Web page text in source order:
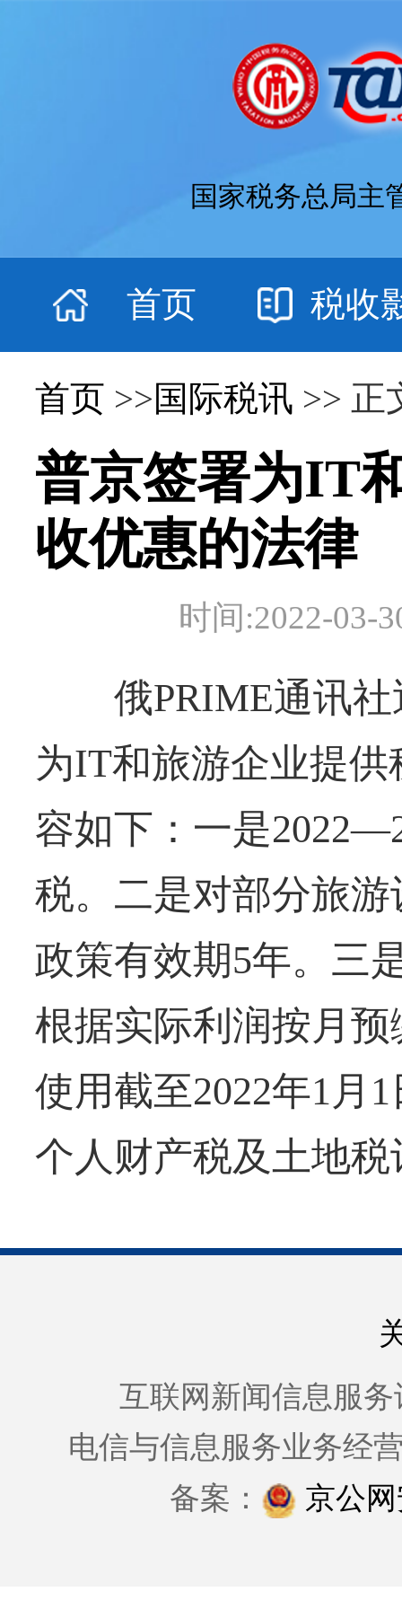
国家税务总局主
首页 税收
首页 >>国际税讯 >> 正
普京签署为IT
收优惠的法律
时间:2022-03-
俄PRIME通讯社
为IT和旅游企业提
容如下：一是
税。二是对部分旅
政策有效期5年。三
根据实际利润按月
使用截至2022年1月
个人财产税及土地
互联网新闻信息服务
电信与信息服务业务经
备案：
京公网